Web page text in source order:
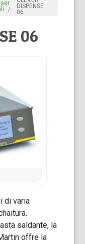
DISPENSE
06
06
di varia
saldante, la
offre la